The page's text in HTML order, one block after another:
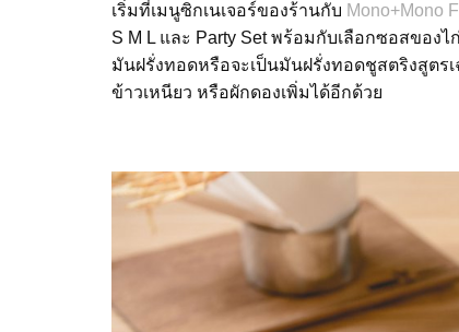
เริ่มที่เมนูซิกเนเจอร์ของร้านกับ Mono+Mono
S M L และ Party Setพร้อมกับเลือกซอสของไ
มันฝรั่งทอดหรือจะเป็นมันฝรั่งทอดชูสตริงสูตร
ข้าวเหนียว หรือผักดองเพิ่มได้อีกด้วย